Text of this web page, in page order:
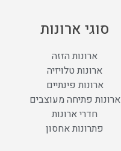
סוגי ארונות
ארונות הזזה
ארונות טלויזיה
ארונות פינתיים
ארונות פתיחה מעוצבים
חדרי ארונות
פתרונות אחסון